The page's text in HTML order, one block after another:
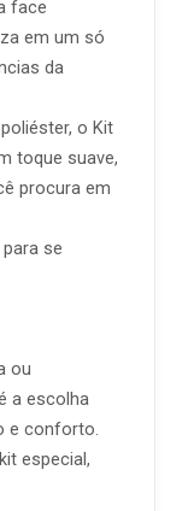
face
em um só
da
o Kit
toque suave,
procura em
se
ou
a escolha
e conforto.
especial,